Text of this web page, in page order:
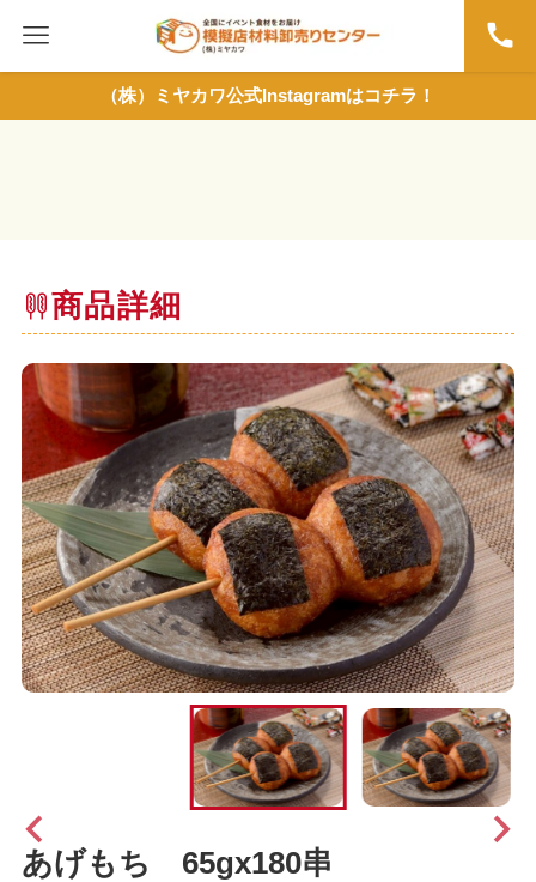
（株）ミヤカワ公式Instagramはコチラ！
商品詳細
あげもち 65gx180串